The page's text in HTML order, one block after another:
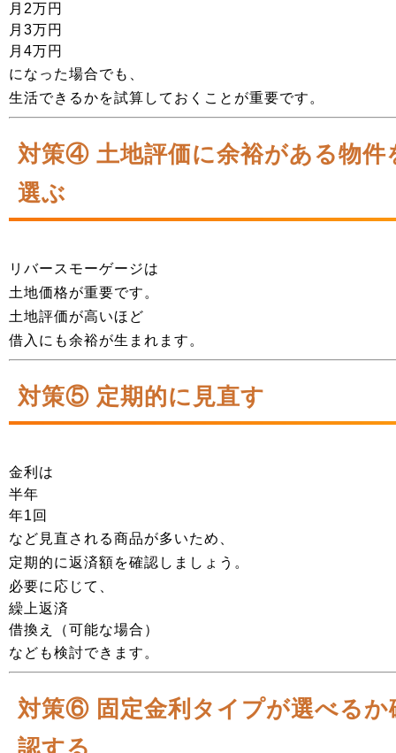
月2万円
月3万円
月4万円
になった場合でも、
生活できるかを試算しておくことが重要です。
対策④ 土地評価に余裕がある物件
選ぶ
リバースモーゲージは
土地価格が重要です。
土地評価が高いほど
借入にも余裕が生まれます。
対策⑤ 定期的に見直す
金利は
半年
年1回
など見直される商品が多いため、
定期的に返済額を確認しましょう。
必要に応じて、
繰上返済
借換え（可能な場合）
なども検討できます。
対策⑥ 固定金利タイプが選べるか
認する